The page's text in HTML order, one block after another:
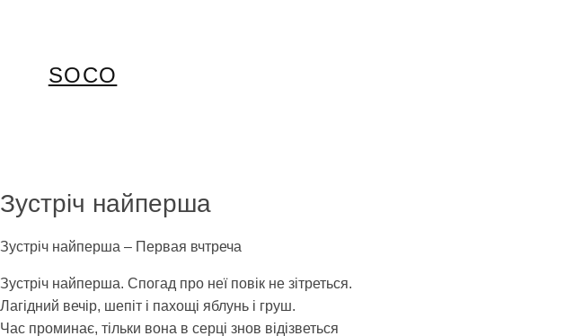
SOCO
Зустріч найперша
Зустріч найперша – Первая вчтреча
Зустріч найперша. Спогад про неї повік не зітреться.
Лагідний вечір, шепіт і пахощі яблунь і груш.
Час проминає, тільки вона в серці знов відізветься